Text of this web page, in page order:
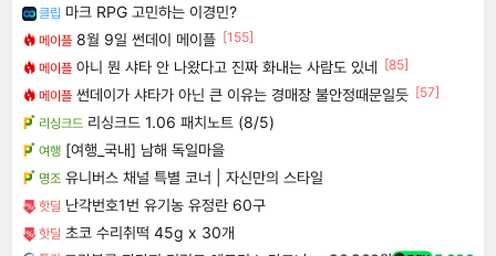
클립 마크 RPG 고민하는 이경민?
메이플 8월 9일 썬데이 메이플 [155]
메이플 아니 뭔 샤타 안 나왔다고 진짜 화내는 사람도 있네 [85]
메이플 썬데이가 샤타가 아닌 큰 이유는 경매장 불안정때문일듯 [57]
리싱크드 리싱크드 1.06 패치노트 (8/5)
여행 [여행_국내] 남해 독일마을
명조 유니버스 채널 특별 코너 | 자신만의 스타일
핫딜 난각번호1번 유기농 유정란 60구
핫딜 초코 수리취떡 45g x 30개